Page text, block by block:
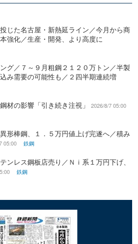
じた名古屋・新熱延ライン／今月から商
強化／生産・開発、より高度に
グ／７～９月粗鋼２１２０万トン／半製
み需要の可能性も／２四半期連続増
材の影響「引き続き注視」
2026/8/7 05:00
形棒鋼、１．５万円値上げ完遂へ／積み
05:00 鉄鋼
ンレス鋼板店売り／Ｎｉ系１万円下げ、
鉄鋼